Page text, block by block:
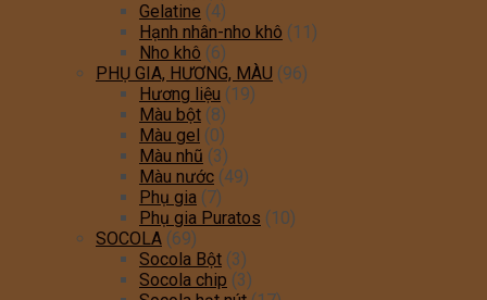
Gelatine (4)
Hạnh nhân-nho khô (11)
Nho khô (6)
PHỤ GIA, HƯƠNG, MÀU (96)
Hương liệu (19)
Màu bột (8)
Màu gel (0)
Màu nhũ (3)
Màu nước (49)
Phụ gia (7)
Phụ gia Puratos (10)
SOCOLA (69)
Socola Bột (3)
Socola chip (3)